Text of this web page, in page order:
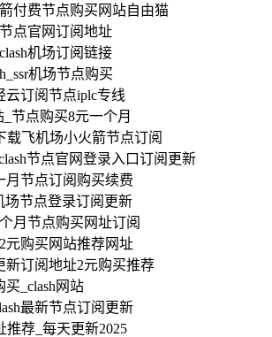
付费节点购买网站自由猫
点官网订阅地址
机场订阅链接
机场节点购买
云订阅节点iplc专线
节点购买8元一个月
飞机场小火箭节点订阅
节点官网登录入口订阅更新
月节点订阅购买续费
场节点登录订阅更新
月节点购买网址订阅
元购买网站推荐网址
新订阅地址2元购买推荐
买_clash网站
最新节点订阅更新
推荐_每天更新2025